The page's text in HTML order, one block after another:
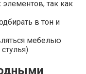
так как
в тон и
мебелью